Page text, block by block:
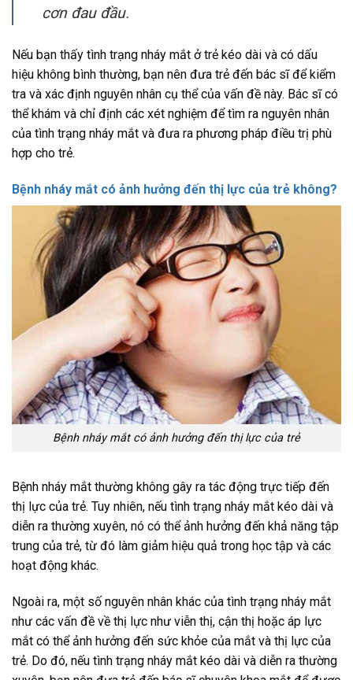
cơn đau đầu.
Nếu bạn thấy tình trạng nháy mắt ở trẻ kéo dài và có dấu
hiệu không bình thường, bạn nên đưa trẻ đến bác sĩ để kiểm
tra và xác định nguyên nhân cụ thể của vấn đề này. Bác sĩ có
thể khám và chỉ định các xét nghiệm để tìm ra nguyên nhân
của tình trạng nháy mắt và đưa ra phương pháp điều trị phù
hợp cho trẻ.
Bệnh nháy mắt có ảnh hưởng đến thị lực của trẻ không?
Bệnh nháy mắt có ảnh hưởng đến thị lực của trẻ
Bệnh nháy mắt thường không gây ra tác động trực tiếp đến
thị lực của trẻ. Tuy nhiên, nếu tình trạng nháy mắt kéo dài và
diễn ra thường xuyên, nó có thể ảnh hưởng đến khả năng tập
trung của trẻ, từ đó làm giảm hiệu quả trong học tập và các
hoạt động khác.
Ngoài ra, một số nguyên nhân khác của tình trạng nháy mắt
như các vấn đề về thị lực như viễn thị, cận thị hoặc áp lực
mắt có thể ảnh hưởng đến sức khỏe của mắt và thị lực của
trẻ. Do đó, nếu tình trạng nháy mắt kéo dài và diễn ra thường